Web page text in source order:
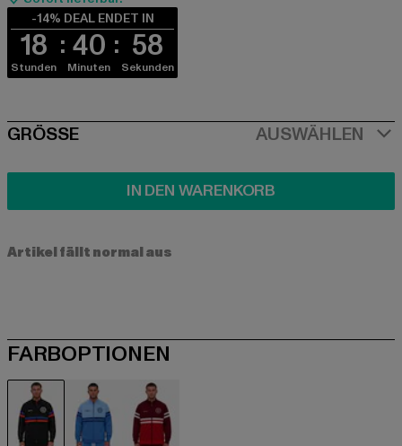
-14% DEAL ENDET IN
18
Stunden
40
Minuten
57
Sekunden
SIZE
GRÖSSE AUSWÄHLEN
IN DEN WARENKORB
Artikel fällt normal aus
FARBOPTIONEN